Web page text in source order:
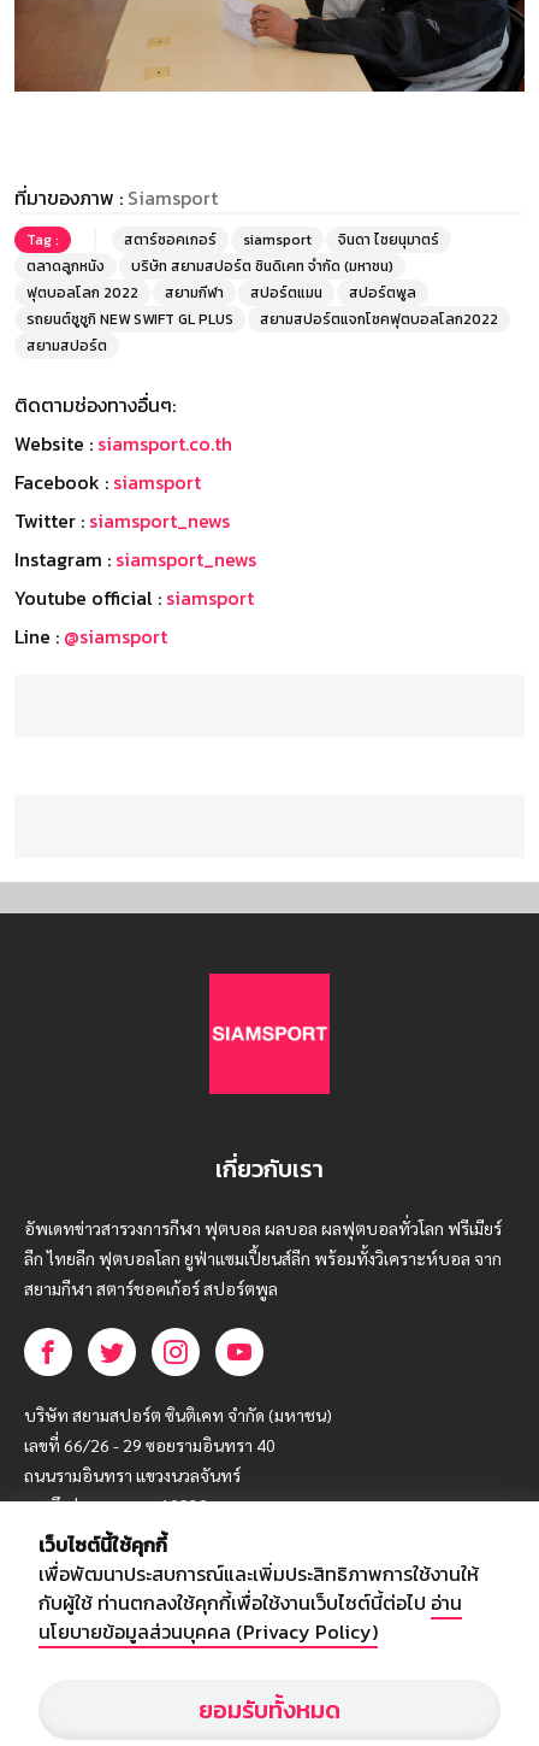
ที่มาของภาพ : Siamsport
Tag : สตาร์ซอคเกอร์ siamsport
จินดา ไชยนุมาตร์
ตลาดลูกหนัง
บริษัท สยามสปอร์ต ซินดิเคท จำกัด (มหาชน)
ฟุตบอลโลก 2022
สยามกีฬา สปอร์ตแมน
สปอร์ตพูล
รถยนต์ซูซูกิ NEW SWIFT GL PLUS
สยามสปอร์ตแจกโชคฟุตบอลโลก2022
สยามสปอร์ต
ติดตามช่องทางอื่นๆ:
Website : siamsport.co.th
Facebook : siamsport
Twitter : siamsport_news
Instagram : siamsport_news
Youtube official : siamsport
Line : @siamsport
เกี่ยวกับเรา
อัพเดทข่าวสารวงการกีฬา ฟุตบอล ผลบอล ผลฟุตบอลทั่วโลก ฟรีเมียร์
ลีก ไทยลีก ฟุตบอลโลก ยูฟ่าแซมเปี้ยนส์ลีก พร้อมทั้งวิเคราะห์บอล จาก
สยามกีฬา สตาร์ชอคเก้อร์ สปอร์ตพูล
บริษัท สยามสปอร์ต ซินติเคท จำกัด (มหาชน)
เลขที่ 66/26 - 29 ซอยรามอินทรา 40
ถนนรามอินทรา แขวงนวลจันทร์
เขตบึงกุ่ม กรุงเทพฯ 10230
โทร : 02-5088-000
อีเมล์ : webmaster@siamsport.co.th
เว็บไซต์ : www.siamsport.co.th
เว็บไซต์นี้ใช้คุกกี้
เพื่อพัฒนาประสบการณ์และเพิ่มประสิทธิภาพการใช้งานให้
กับผู้ใช้ ท่านตกลงใช้คุกกี้เพื่อใช้งานเว็บไซต์นี้ต่อไป อ่าน
นโยบายข้อมูลส่วนบุคคล (Privacy Policy)
ยอมรับทั้งหมด